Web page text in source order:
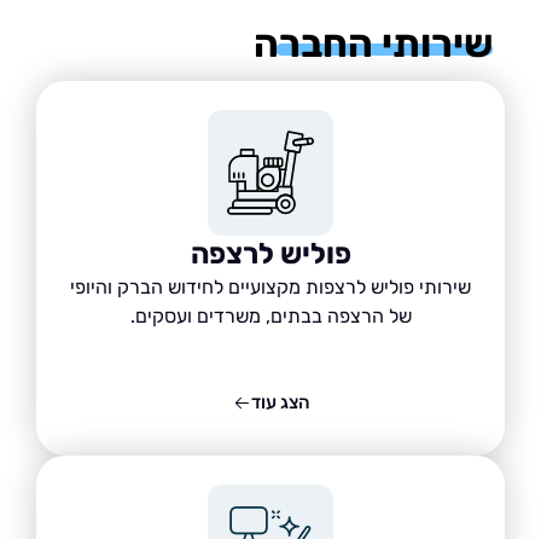
החברה
פוליש לרצפה
שירותי פוליש לרצפות מקצועיים לחידוש הברק והיופי
של הרצפה בבתים, משרדים ועסקים.